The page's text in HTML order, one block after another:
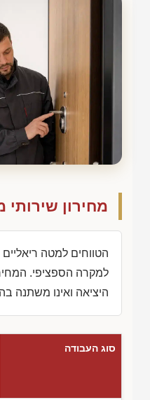
מחירון שירותי
למקרה הספציפי.
היציאה ואינו משתנה
סוג העבודה